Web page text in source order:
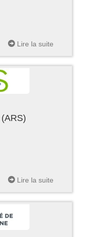
Lire la suite
Lire la suite